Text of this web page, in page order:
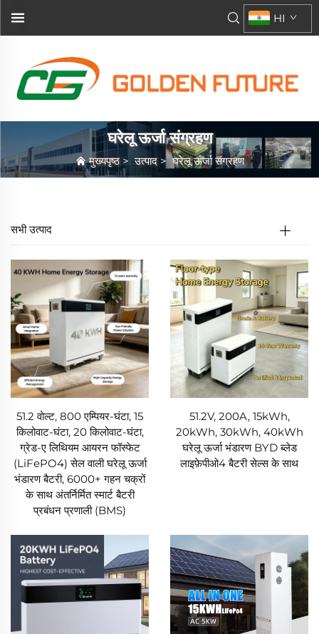
HI
घरेलू ऊर्जा संग्रहण
मुख्यपृष्ठ>उत्पाद>घरेलू ऊर्जा संग्रहण
सभी उत्पाद
51.2 वोल्ट, 800 एम्पियर-घंटा, 15
किलोवाट-घंटा, 20 किलोवाट-घंटा,
ग्रेड-ए लिथियम आयरन फॉस्फेट
(LiFePO4) सेल वाली घरेलू ऊर्जा
भंडारण बैटरी, 6000+ गहन चक्रों
के साथ अंतर्निर्मित स्मार्ट बैटरी
प्रबंधन प्रणाली (BMS)
51.2V, 200A, 15kWh,
20kWh, 30kWh, 40kWh
घरेलू ऊर्जा भंडारण BYD ब्लेड
लाइफ़ेपीओ4 बैटरी सेल्स के साथ